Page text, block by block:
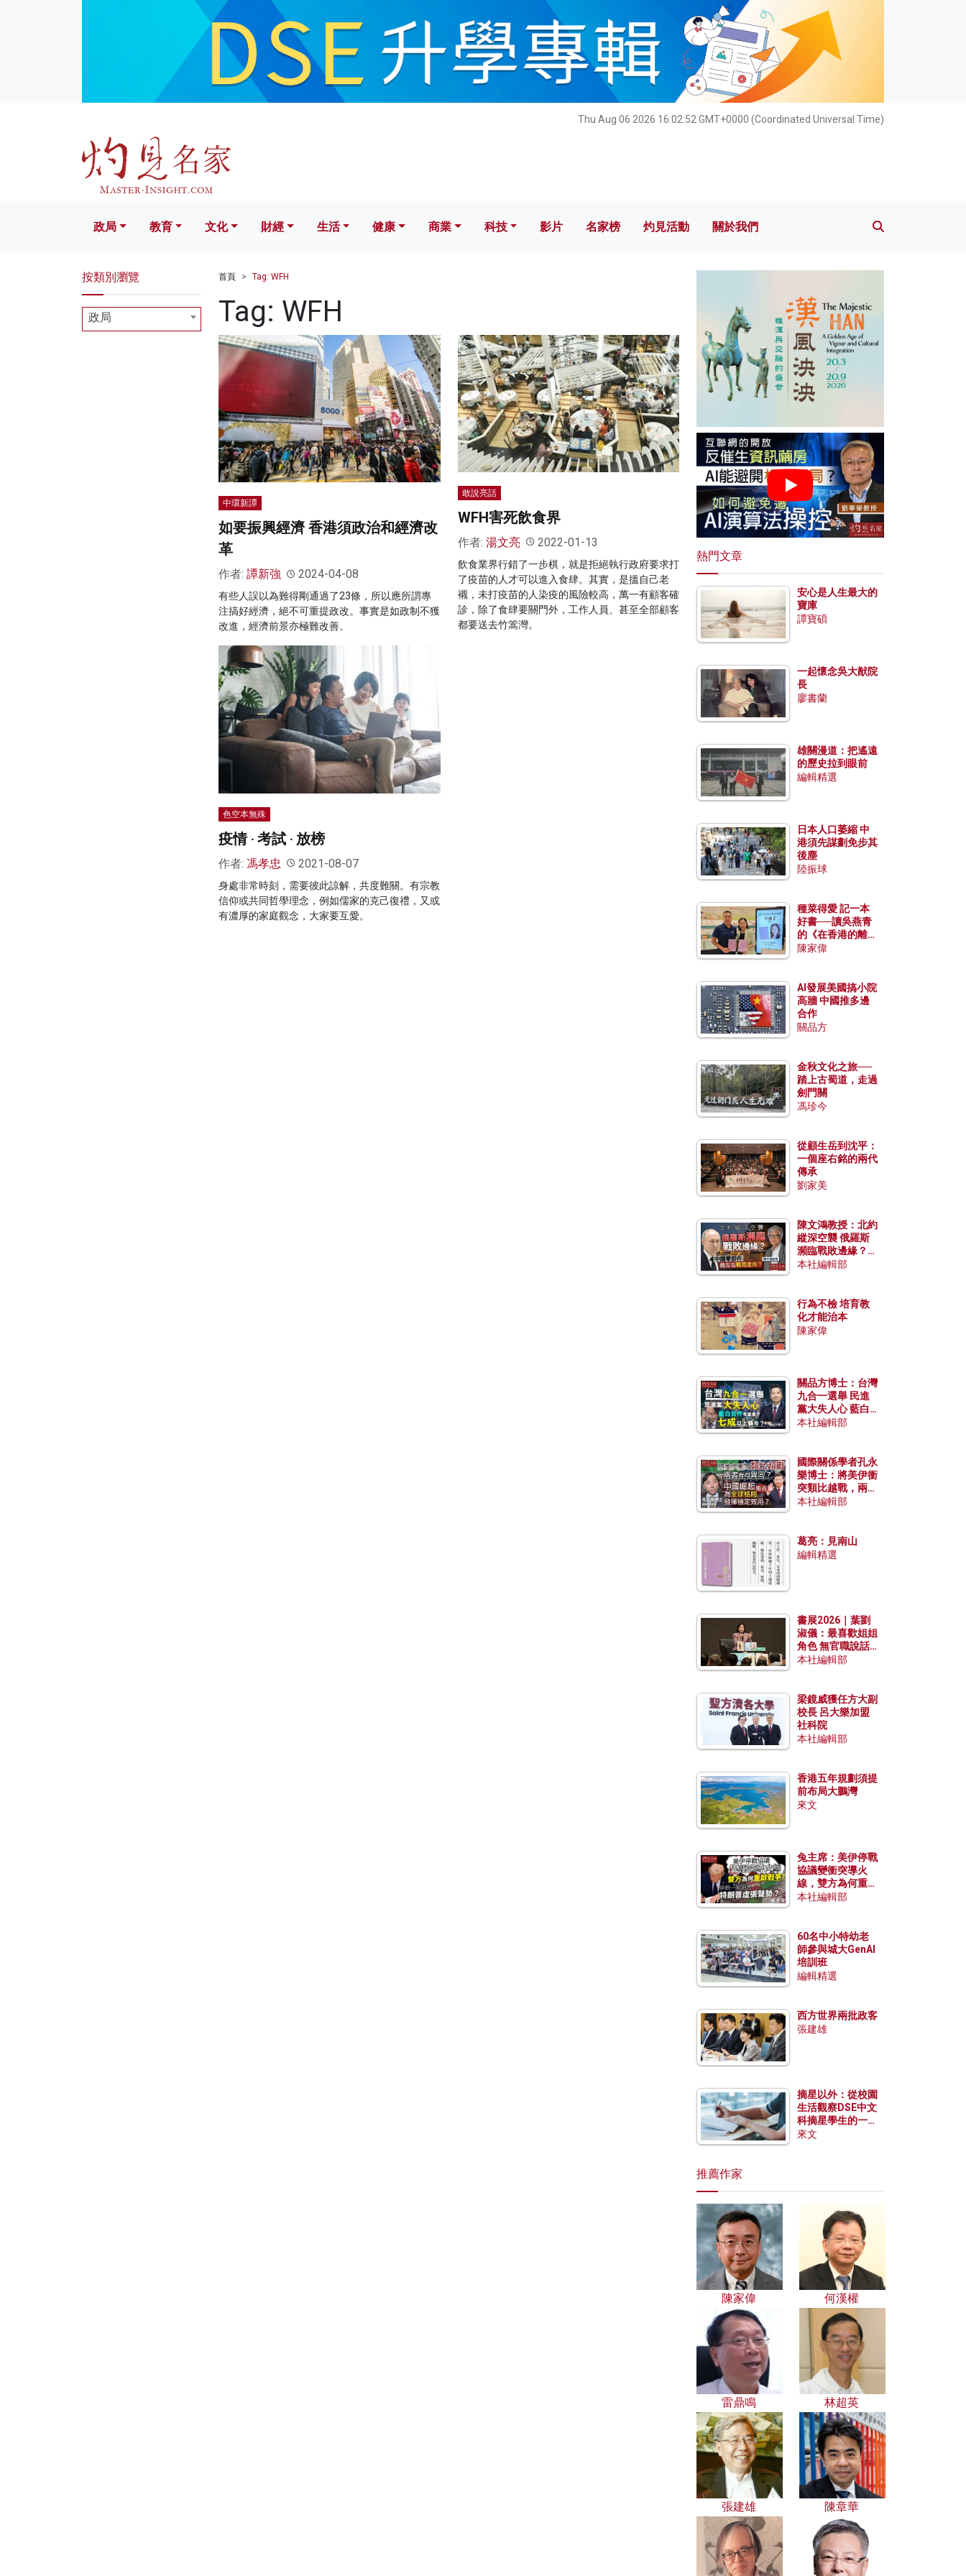
Thu Aug 06 2026 16:02:53 GMT+0000 (Coordinated Universal Time)
文化 財經 生活 健康 科技 影片 名家榜 灼見活動 關於我們
政局 教育 文化 財經 生活 健康 商業 科技 影片 名家榜 灼見活動 關於我們
首頁 Tag: WFH
Tag: WFH
中環新譚
如要振興經濟 香港須政治和經濟改
革
作者: 譚新強 2024-04-08
有些人誤以為難得剛通過了23條，所以應所謂專
注搞好經濟，絕不可重提政改。事實是如政制不獲
改進，經濟前景亦極難改善。
敢說亮話
WFH害死飲食界
作者: 湯文亮 2022-01-13
飲食業界行錯了一步棋，就是拒絕執行政府要求打
了疫苗的人才可以進入食肆。其實，是搵自己老
襯，未打疫苗的人染疫的風險較高，萬一有顧客確
診，除了食肆要關門外，工作人員、甚至全部顧客
都要送去竹篙灣。
色空本無殊
疫情 ‧ 考試 ‧ 放榜
作者: 馮孝忠 2021-08-07
身處非常時刻，需要彼此諒解，共度難關。有宗教
信仰或共同哲學理念，例如儒家的克己復禮，又或
有濃厚的家庭觀念，大家要互愛。
按類別瀏覽
政局
熱門文章
安心是人生最大的
寶庫
譚寶碩
一起懷念吳大猷院
長
廖書蘭
雄關漫道：把遙遠
的歷史拉到眼前
編輯精選
日本人口萎縮 中
港須先謀劃免步其
後塵
陸振球
種菜得愛 記一本
好書──讀吳燕青
的《在香港的離島
種菜》
陳家偉
AI發展美國搞小院
高牆 中國推多邊
合作
關品方
金秋文化之旅──
踏上古蜀道，走過
劍門關
馮珍今
從顧生岳到沈平：
一個座右銘的兩代
傳承
劉家美
陳文鴻教授：北約
縱深空襲 俄羅斯
瀕臨戰敗邊緣？中
國零部件能左右戰
本社編輯部
行為不檢 培育教
化才能治本
陳家偉
關品方博士：台灣
九合一選舉 民進
黨大失人心 藍白
合作有望拿下七成
本社編輯部
國際關係學者孔永
樂博士：將美伊衝
突類比越戰，兩者
有何異同？中國崛
本社編輯部
葛亮：見南山
編輯精選
書展2026｜葉劉
淑儀：最喜歡姐姐
角色 無官職說話
包袱少
本社編輯部
梁鏡威獲任方大副
校長 呂大樂加盟
社科院
本社編輯部
香港五年規劃須提
前布局大鵬灣
來文
兔主席：美伊停戰
協議變衝突導火
線，雙方為何重啟
戰爭？伊朗一早洞
本社編輯部
60名中小特幼老
師參與城大GenAI
培訓班
編輯精選
西方世界兩批政客
張建雄
摘星以外：從校園
生活觀察DSE中文
科摘星學生的一點
特質
來文
推薦作家
陳家偉 何漢權
雷鼎鳴 林超英
張建雄 陳章華